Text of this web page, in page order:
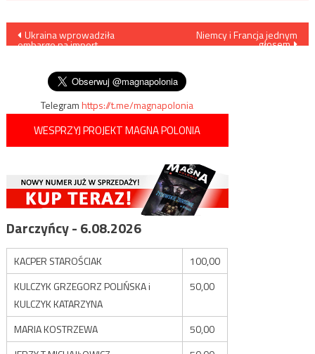
Nawigacja
Ukraina wprowadziła
embargo na import
Niemcy i Francja jednym
głosem
Telegramhttps://t.me/magnapolonia
WESPRZYJ PROJEKT MAGNA POLONIA
Darczyńcy - 6.08.2026
KACPER STAROŚCIAK
100,00
KULCZYK GRZEGORZ POLIŃSKA i
KULCZYK KATARZYNA
50,00
MARIA KOSTRZEWA
50,00